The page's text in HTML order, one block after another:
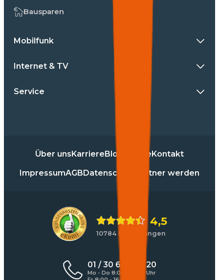
Bausparen
Mobilfunk
Internet & TV
Service
Über unsKarriereBlog PresseKontakt
ImpressumAGBDatenschutz Partner werden
4,5
10784 Bewertungen
01 / 30 60 900 20
Mo - Do 8:00 - 17:00 Uhr